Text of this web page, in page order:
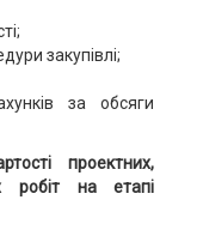
закупівлі;
за обсяги
проектних,
робіт на етапі